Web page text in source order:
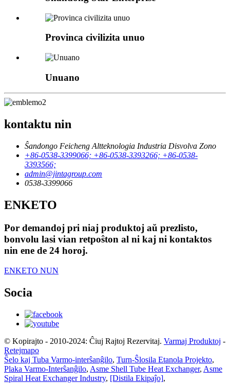
Provinca civilizita unuo
Unuano
kontaktu nin
Ŝandongo Feicheng Altteknologia Industria Disvolva Zono
+86-0538-3399066; +86-0538-3393266; +86-0538-
3393566;
admin@jintagroup.com
0538-3399066
ENKETO
Por demandoj pri niaj produktoj aŭ prezlisto,
bonvolu lasi vian retpoŝton al ni kaj ni kontaktos
nin ene de 24 horoj.
ENKETO NUN
Socia
© Kopirajto - 2010-2024: Ĉiuj Rajtoj Rezervitaj. Varmaj Produktoj -
Retejmapo
Ŝelo kaj Tuba Varmo-interŝanĝilo, Turn-Ŝlosila Etanola Projekto,
Plaka Varmo-Interŝanĝilo, Asme Shell Tube Heat Exchanger, Asme
Spiral Heat Exchanger Industry, [Distila Ekipaĵo],